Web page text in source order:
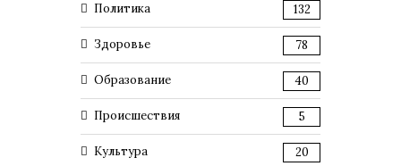
Политика 132
Здоровье 78
Образование 40
Происшествия 5
Культура 20